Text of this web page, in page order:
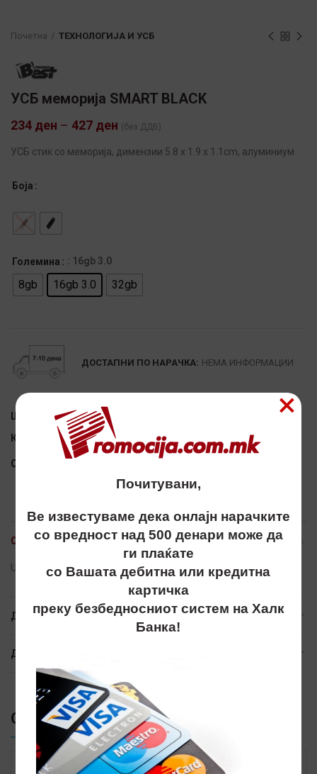
Почетна ТЕХНОЛОГИЈА И УСБ
УСБ меморија SMART BLACK
234 ден – 427 ден (без ДДВ)
УСБ стик со меморија, димензии 5.8 x 1.9 x 1.1cm, алуминиум
Боја
Големина : 16gb 3.0
8gb 16gb 3.0 32gb
ДОСТАПНИ ПО НАРАЧКА: НЕМА ИНФОРМАЦИИ
Шифра:
Недостапно
Категорија:ТЕХНОЛОГИЈА И УСБ
Сподели
ОПИС
USB, promo best, 8гб, 16гб, 32 гб, 8gb, 16gb, 32gb
ДОПОЛНИТЕЛНИ ИНФОРМАЦИИ
ДОСТАВА
СЛИЧНИ ПРОИЗВОДИ
Почитувани,
Ве известуваме дека онлајн нарачките
со вредност над 500 денари може да
ги плаќате
со Вашата дебитна или кредитна
картичка
преку безбедносниот систем на Халк
Банка!
×